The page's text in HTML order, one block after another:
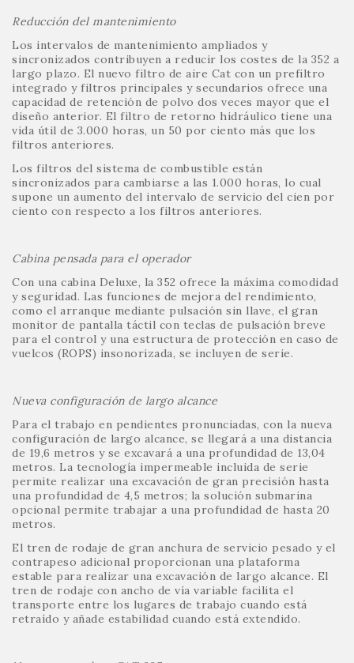
Reducción del mantenimiento
Los intervalos de mantenimiento ampliados y
sincronizados contribuyen a reducir los costes de la 352 a
largo plazo. El nuevo filtro de aire Cat con un prefiltro
integrado y filtros principales y secundarios ofrece una
capacidad de retención de polvo dos veces mayor que el
diseño anterior. El filtro de retorno hidráulico tiene una
vida útil de 3.000 horas, un 50 por ciento más que los
filtros anteriores.
Los filtros del sistema de combustible están
sincronizados para cambiarse a las 1.000 horas, lo cual
supone un aumento del intervalo de servicio del cien por
ciento con respecto a los filtros anteriores.
Cabina pensada para el operador
Con una cabina Deluxe, la 352 ofrece la máxima comodidad
y seguridad. Las funciones de mejora del rendimiento,
como el arranque mediante pulsación sin llave, el gran
monitor de pantalla táctil con teclas de pulsación breve
para el control y una estructura de protección en caso de
vuelcos (ROPS) insonorizada, se incluyen de serie.
Nueva configuración de largo alcance
Para el trabajo en pendientes pronunciadas, con la nueva
configuración de largo alcance, se llegará a una distancia
de 19,6 metros y se excavará a una profundidad de 13,04
metros. La tecnología impermeable incluida de serie
permite realizar una excavación de gran precisión hasta
una profundidad de 4,5 metros; la solución submarina
opcional permite trabajar a una profundidad de hasta 20
metros.
El tren de rodaje de gran anchura de servicio pesado y el
contrapeso adicional proporcionan una plataforma
estable para realizar una excavación de largo alcance. El
tren de rodaje con ancho de vía variable facilita el
transporte entre los lugares de trabajo cuando está
retraído y añade estabilidad cuando está extendido.